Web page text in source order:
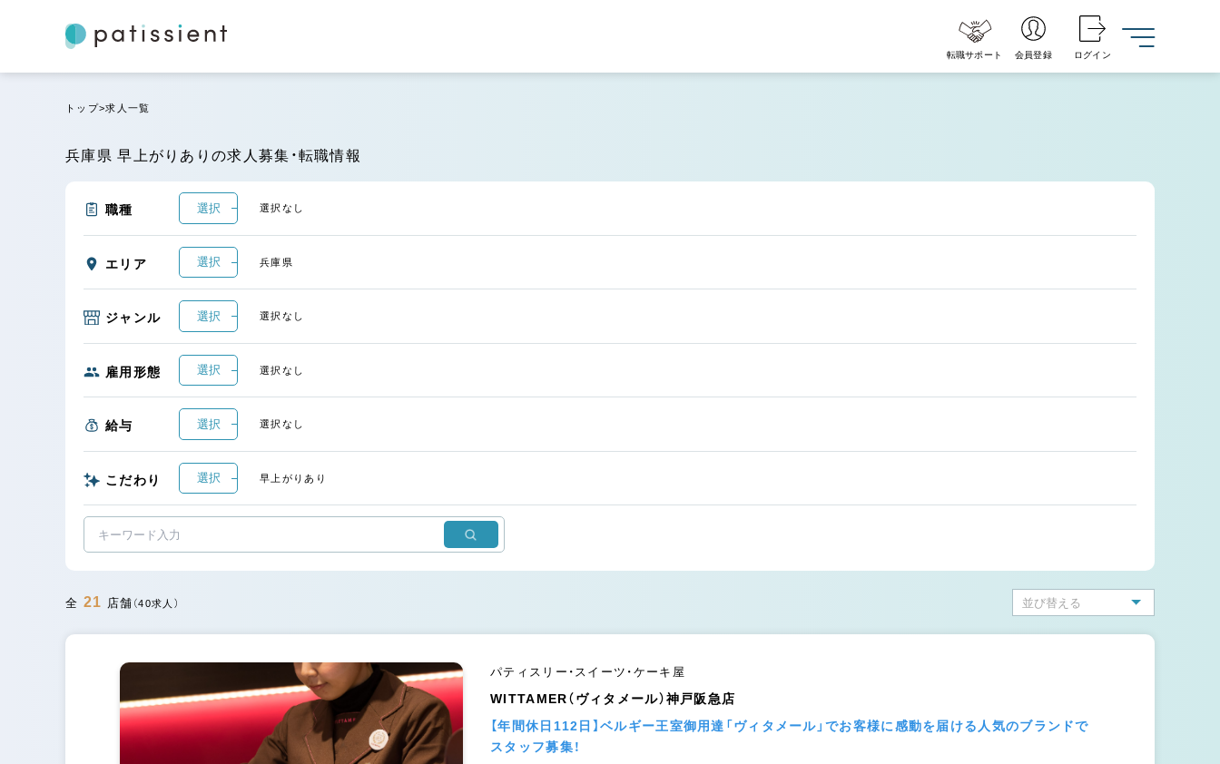
転職サポート 会員登録 ログイン
トップ 求人一覧
兵庫県 早上がりありの求人募集・転職情報
職種 選択 選択なし
エリア 選択 兵庫県
ジャンル 選択 選択なし
雇用形態 選択 選択なし
給与 選択 選択なし
こだわり 選択 早上がりあり
全 21 店舗 （40求人）
パティスリー・スイーツ・ケーキ屋
WITTAMER（ヴィタメール）神戸阪急店
【年間休日112日】ベルギー王室御用達「ヴィタメール」でお客様に感動を届ける人気のブランドで
スタッフ募集！